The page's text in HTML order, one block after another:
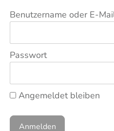
Benutzername oder E-
Passwort
Angemeldet bleiben